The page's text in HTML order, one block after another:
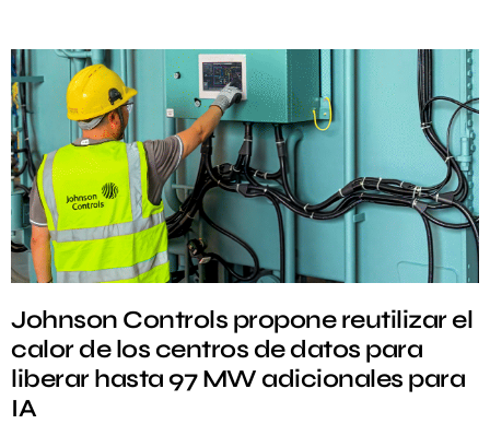
Johnson Controls propone reutilizar el
calor de los centros de datos para
liberar hasta 97 MW adicionales para
IA